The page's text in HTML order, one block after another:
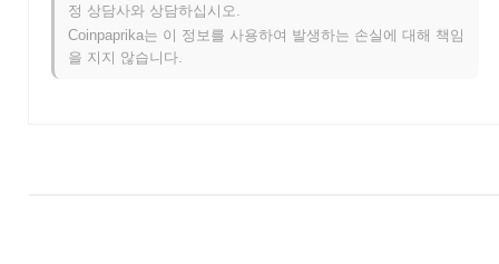
산코 게임코프의 향후 계획은 무엇인가요?
산코 게임코프(DMT-SANKO-GAMECORP)는 로드맵을 진행하면
서 중요한 발전을 이룰 준비가 되어 있습니다. 다가오는 기능에는
정 상담사와 상담하십시오.
Coinpaprika는 이 정보를 사용하여 발생하는 손실에 대해 책임
을 지지 않습니다.